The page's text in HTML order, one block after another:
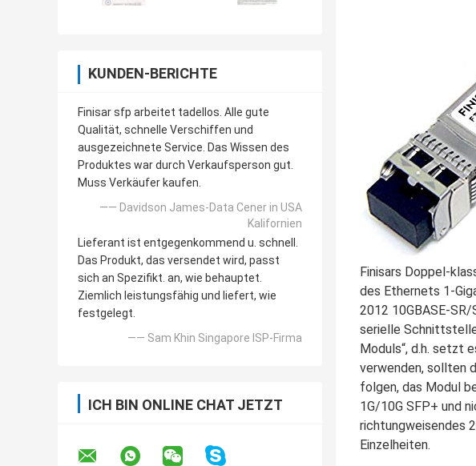
KUNDEN-BERICHTE
Finisar sfp arbeitet tadellos. Alle gute
Qualität, schnelle Verschiffen und
ausgezeichnete Service. Das Wissen des
Produktes war durch Verkaufsperson gut.
Muss Verkäufer kaufen.
—— Davidson James-Data Cener in USA
Kalifornien
Lieferant ist entgegenkommend u. schnell.
Das Produkt, das versendet wird, passt
sich an Spezifikt. an, wie behauptet.
Ziemlich leistungsfähig und liefert, wie
festgelegt.
—— Sam Khin Singapore ISP-Firma
ICH BIN ONLINE CHAT JETZT
Finisars Doppel-
des Ethernets 1-
2012 10GBASE-
serielle
Moduls“, d.h. setzt
verwenden, sollten
folgen, das Modul
1G/10G SFP+ und
richtungweisendes
Einzelheiten.